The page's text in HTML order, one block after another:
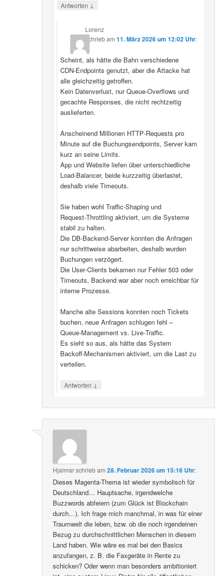
Antworten ↓
Lorenz
schriebam11. März 2026 um 12:02 Uhr:
Scheint, als hätte die Bahn verschiedene
CDN‑Endpoints genutzt, aber die Attacke hat
alle gleichzeitig getroffen.
Kein Datenverlust, nur Queue‑Overflows und
gecachte Responses, die nicht rechtzeitig
auslieferten.
Anscheinend Millionen HTTP‑Requests pro
Minute auf die Buchungsendpoints, Server kam
kurz an seine Limits.
App und Website liefen über unterschiedliche
Load‑Balancer, beide kurzzeitig überlastet,
deshalb viele Timeouts.
Sie haben wohl Traffic‑Shaping und
Request‑Throttling aktiviert, um die Systeme
stabil zu halten.
Die DB‑Backend-Server konnten die Anfragen
nur schrittweise abarbeiten, deshalb wurden
Buchungen verzögert.
Die User‑Clients bekamen nur Fehler 503 oder
Timeouts, Backend war aber noch erreichbar für
interne Prozesse.
Manche alte Sessions konnten noch Tickets
buchen, neue Anfragen schlugen fehl –
Queue‑Management vs. Live‑Traffic.
Es sieht so aus, als hätte das System
Backoff‑Mechanismen aktiviert, um die Last zu
verteilen.
Antworten ↓
Hjalmarschriebam28. Februar 2026 um 15:16 Uhr:
Dieses Magenta-Thema ist wieder symbolisch für
Deutschland… Hauptsache, irgendwelche
Buzzwords abfeiern (zum Glück ist Blockchain
durch…). Ich frage mich manchmal, in was für einer
Traumwelt die leben, bzw. ob die noch irgendeinen
Bezug zu durchschnittlichen Menschen in diesem
Land haben. Wie wäre es mal bei den Basics
anzufangen, z. B. die Faxgeräte in Rente zu
schicken? Oder wenn man besonders ambitioniert